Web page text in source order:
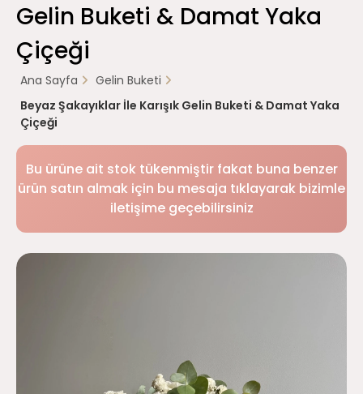
Gelin Buketi & Damat Yaka
Çiçeği
Ana Sayfa
Gelin Buketi
Beyaz Şakayıklar İle Karışık Gelin Buketi & Damat Yaka
Çiçeği
Bu ürüne ait stok tükenmiştir fakat buna benzer
ürün satın almak için bu mesaja tıklayarak bizimle
iletişime geçebilirsiniz